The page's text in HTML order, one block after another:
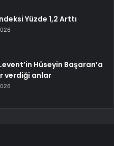
Yüzde 1,2 Arttı
Hüseyin Başaran’a
verdiği anlar